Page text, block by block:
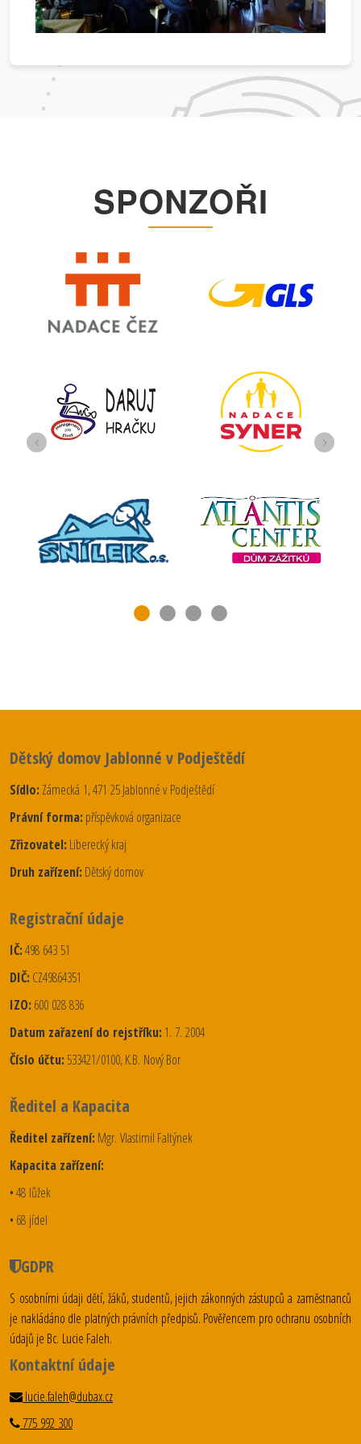
SPONZOŘI
Předchozí Další
Dětský domov Jablonné v Podještědí
Sídlo: Zámecká 1, 471 25 Jablonné v Podještědí
Právní forma: příspěvková organizace
Zřizovatel: Liberecký kraj
Druh zařízení: Dětský domov
Registrační údaje
IČ:498 643 51
DIČ: CZ49864351
IZO: 600 028 836
Datum zařazení do rejstříku: 1. 7. 2004
Číslo účtu: 533421/0100, K.B. Nový Bor
Ředitel a Kapacita
Ředitel zařízení: Mgr. Vlastimil Faltýnek
Kapacita zařízení:
• 48 lůžek
• 68 jídel
GDPR
S osobními údaji dětí, žáků, studentů, jejich zákonných zástupců a zaměstnanců
je nakládáno dle platných právních předpisů. Pověřencem pro ochranu osobních
údajů je Bc. Lucie Faleh.
Kontaktní údaje
lucie.faleh@dubax.cz
775 992 300